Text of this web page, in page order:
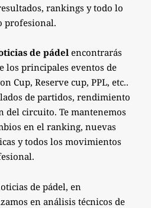
rankings y todo lo
profesional.
de pádel encontrarás
los principales eventos de
Cup, Reserve cup, PPL, etc..
de partidos, rendimiento
del circuito. Te mantenemos
en el ranking, nuevas
y todos los movimientos
de pádel, en
en análisis técnicos de